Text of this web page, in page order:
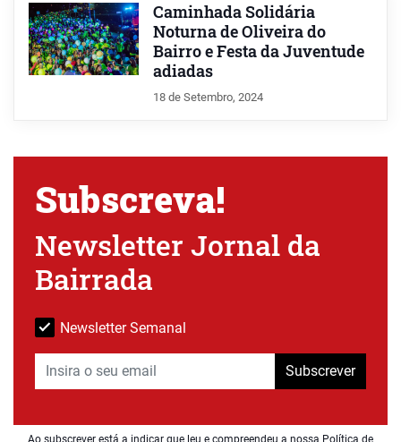
Caminhada Solidária
Noturna de Oliveira do
Bairro e Festa da Juventude
adiadas
18 de Setembro, 2024
Subscreva!
Newsletter Jornal da
Bairrada
Newsletter Semanal
Subscrever
Ao subscrever está a indicar que leu e compreendeu a nossa Política de